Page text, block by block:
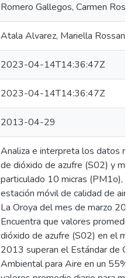
Romero Gallegos, Carmen Rosa
Atala Alvarez, Mariella Rossana
2023-04-14T14:36:47Z
2023-04-14T14:36:47Z
2013-04-29
Analiza e interpreta los datos
de dióxido de azufre (S02) y
particulado 10 micras (PM1o),
estación móvil de calidad de
La Oroya del mes de marzo
Encuentra que valores promedio
dióxido de azufre (S02) en el
2013 superan el Estándar de
Ambiental para Aire en un 55%.